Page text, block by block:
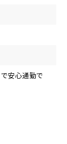
安心通勤で